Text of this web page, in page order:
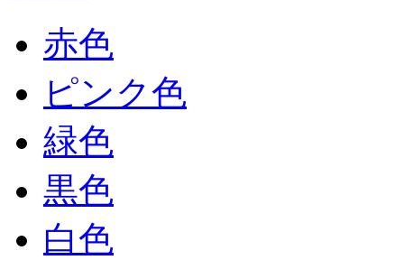
赤色
ピンク色
緑色
黒色
白色